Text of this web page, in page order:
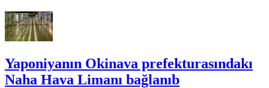
Yaponiyanın Okinava prefekturasındakı
Naha Hava Limanı bağlanıb